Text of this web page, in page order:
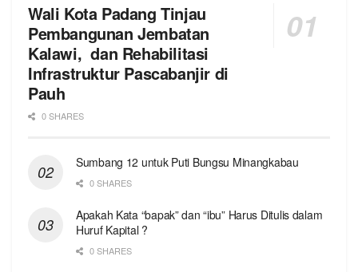
Wali Kota Padang Tinjau
Pembangunan Jembatan
Kalawi, dan Rehabilitasi
Infrastruktur Pascabanjir di
Pauh
0 SHARES
Sumbang 12 untuk Puti Bungsu Minangkabau
0 SHARES
Apakah Kata “bapak” dan “ibu” Harus Ditulis dalam
Huruf Kapital ?
0 SHARES